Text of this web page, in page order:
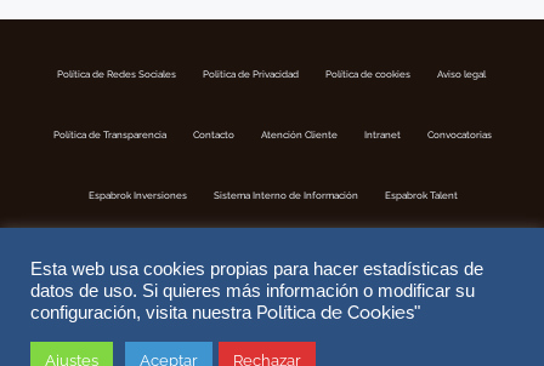
Política de Redes Sociales Politica de Privacidad Política de cookies Aviso legal
Política de Transparencia Contacto Atención Cliente Intranet Convocatorias
Espabrok Inversiones Sistema Interno de Información Espabrok Talent
Esta web usa cookies propias para hacer estadísticas de
datos de uso. Si quieres más información o modificar su
configuración, visita nuestra Política de Cookies"
Ajustes Aceptar Rechazar